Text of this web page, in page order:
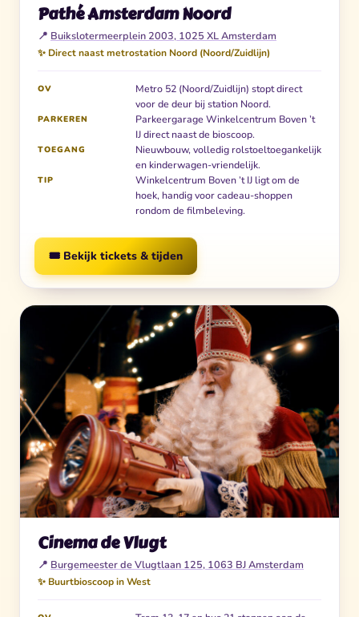
Pathé Amsterdam Noord
📍 Buikslotermeerplein 2003, 1025 XL Amsterdam
✨ Direct naast metrostation Noord (Noord/Zuidlijn)
OV
Metro 52 (Noord/Zuidlijn) stopt direct
voor de deur bij station Noord.
PARKEREN
Parkeergarage Winkelcentrum Boven ’t
IJ direct naast de bioscoop.
TOEGANG
Nieuwbouw, volledig rolstoeltoegankelijk
en kinderwagen-vriendelijk.
TIP
Winkelcentrum Boven ’t IJ ligt om de
hoek, handig voor cadeau-shoppen
rondom de filmbeleving.
🎟️ Bekijk tickets & tijden
Cinema de Vlugt
📍 Burgemeester de Vlugtlaan 125, 1063 BJ Amsterdam
✨ Buurtbioscoop in West